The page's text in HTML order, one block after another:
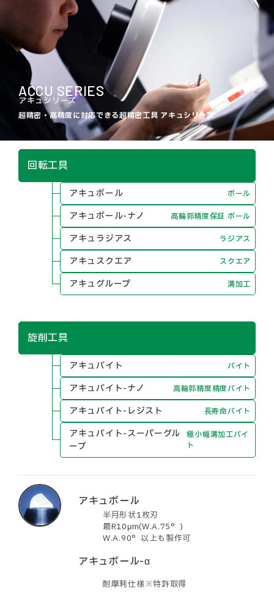
ACCU SERIES
アキュシリーズ
超精密・高精度に対応できる超精密工具 アキュシリーズ
回転工具
アキュボール ボール
アキュボール-ナノ 高輪郭精度保証 ボール
アキュラジアス ラジアス
アキュスクエア スクエア
アキュグループ 溝加工
旋削工具
アキュバイト バイト
アキュバイト-ナノ 高輪郭精度精度バイト
アキュバイト-レジスト 長寿命バイト
アキュバイト-スーパーグル
ーブ
極小幅溝加工バイ
ト
アキュボール
半月形状1枚刃
最R10μm(W.A.75°)
W.A.90°以上も製作可
アキュボール-α
耐摩耗仕様※特許取得